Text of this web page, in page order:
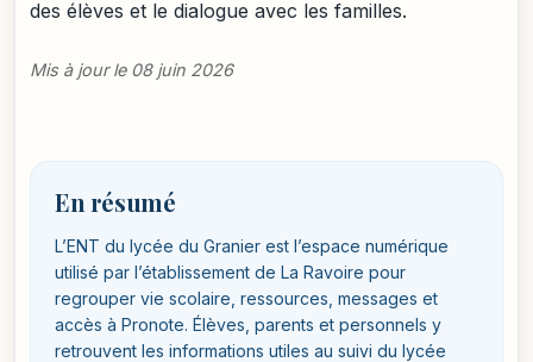
des élèves et le dialogue avec les familles.
Mis à jour le 08 juin 2026
En résumé
L’ENT du lycée du Granier est l’espace numérique
utilisé par l’établissement de La Ravoire pour
regrouper vie scolaire, ressources, messages et
accès à Pronote. Élèves, parents et personnels y
retrouvent les informations utiles au suivi du lycée